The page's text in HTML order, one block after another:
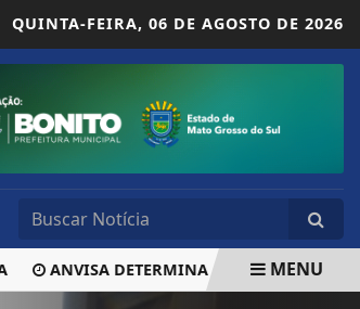
QUINTA-FEIRA, 06 DE AGOSTO DE 2026
ANVISA DETERMINA APREENSÃO DE LOTES
MENU